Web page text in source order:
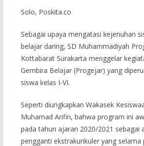
Solo, Poskita.co
Sebagai upaya mengatasi kejenuhan
belajar daring, SD Muhammadiyah
Kottabarat Surakarta menggelar
Gembira Belajar (Progejar) yang
siswa kelas I-VI.
Seperti diungkapkan Wakasek
Muhamad Arifin, bahwa program ini
pada tahun ajaran 2020/2021 sebagai
pengganti ekstrakurikuler yang selama